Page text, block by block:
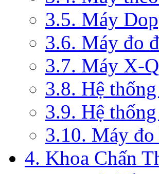
3.5. Máy
3.6. Máy đo
3.7. Máy X-
3.8. Hệ
3.9. Hệ
3.10. Máy
4. Khoa Chấn